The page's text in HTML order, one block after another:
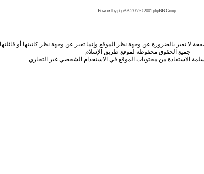
Powered byphpBB2.0.7 © 2001 phpBB Group
لا تعبر بالضرورة عن وجهة نظر الموقع وإنما تعبر عن وجهة نظر كاتبتها أو قائلتها
جميع الحقوق محفوظة لموقع طريق الإسلام
الاستفادة من محتويات الموقع في الاستخدام الشخصي غير التجاري